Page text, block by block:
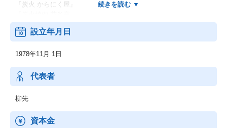
『炭火 からにく屋』
『AGRICO』
『Cafe Bean’s』
【店舗数】
373店舗（2020年3月現在）
設立年月日
1978年11月 1日
代表者
柳先
資本金